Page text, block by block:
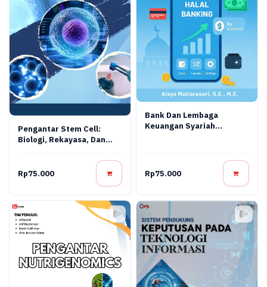
Pengantar Stem Cell:
Biologi, Rekayasa, Dan
Rp75.000
Bank Dan Lembaga
Keuangan Syariah
Rp75.000